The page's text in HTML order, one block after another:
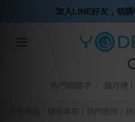
熱門關鍵字： 彌月禮
熱門選物
加入LINE好友，領購